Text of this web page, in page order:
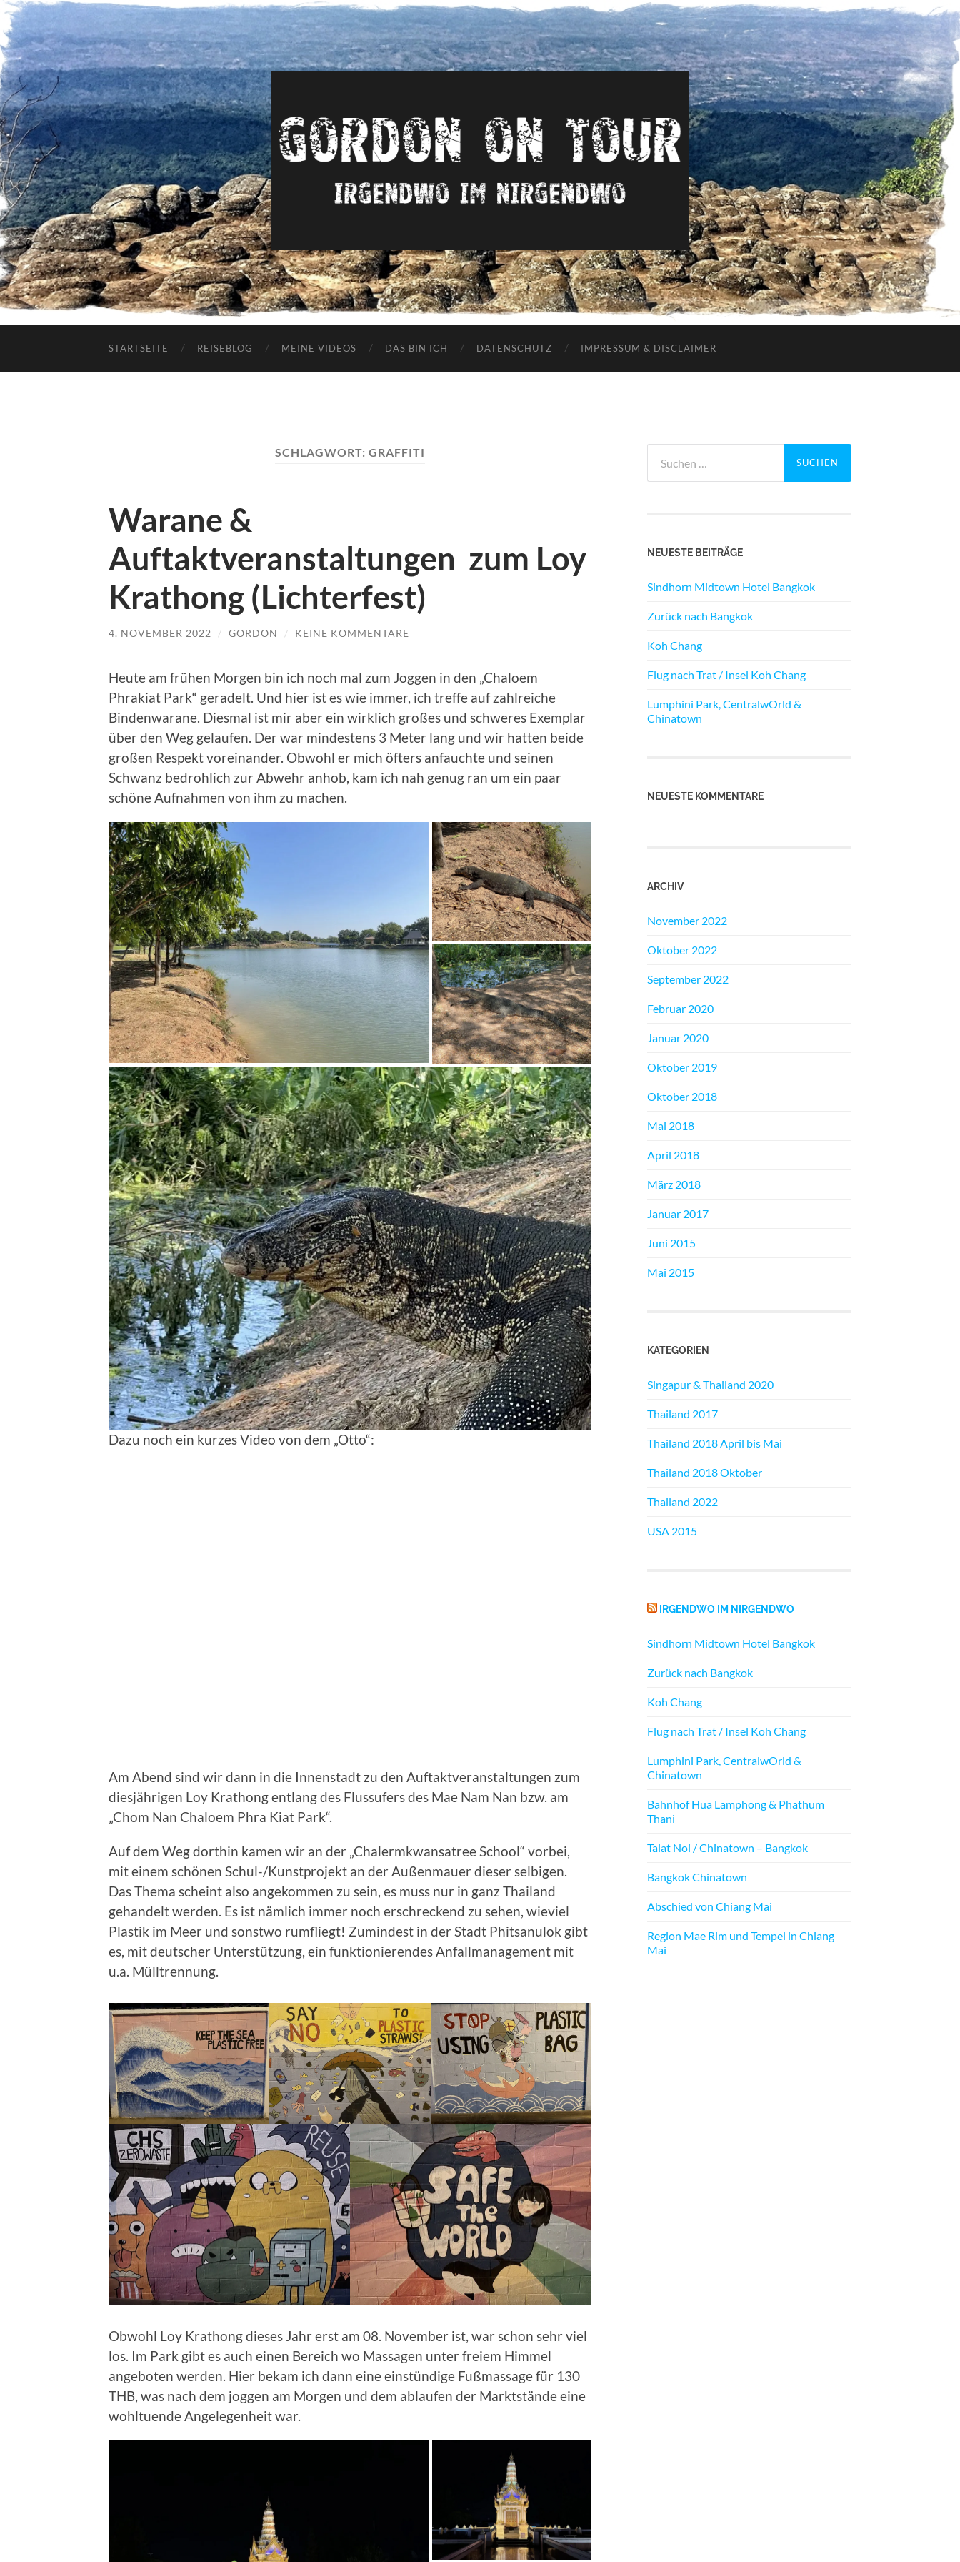
Irgendwo
im
nirgendwo
STARTSEITE REISEBLOG MEINE VIDEOS DAS BIN ICH DATENSCHUTZ IMPRESSUM & DISCLAIMER
SCHLAGWORT: GRAFFITI
Warane &
Auftaktveranstaltungen zum Loy
Krathong (Lichterfest)
4. NOVEMBER 2022 / GORDON / KEINE KOMMENTARE
Heute am frühen Morgen bin ich noch mal zum Joggen in den „Chaloem
Phrakiat Park“ geradelt. Und hier ist es wie immer, ich treffe auf zahlreiche
Bindenwarane. Diesmal ist mir aber ein wirklich großes und schweres Exemplar
über den Weg gelaufen. Der war mindestens 3 Meter lang und wir hatten beide
großen Respekt voreinander. Obwohl er mich öfters anfauchte und seinen
Schwanz bedrohlich zur Abwehr anhob, kam ich nah genug ran um ein paar
schöne Aufnahmen von ihm zu machen.
Dazu noch ein kurzes Video von dem „Otto“:
Am Abend sind wir dann in die Innenstadt zu den Auftaktveranstaltungen zum
diesjährigen Loy Krathong entlang des Flussufers des Mae Nam Nan bzw. am
„Chom Nan Chaloem Phra Kiat Park“.
Auf dem Weg dorthin kamen wir an der „Chalermkwansatree School“ vorbei,
mit einem schönen Schul-/Kunstprojekt an der Außenmauer dieser selbigen.
Das Thema scheint also angekommen zu sein, es muss nur in ganz Thailand
gehandelt werden. Es ist nämlich immer noch erschreckend zu sehen, wieviel
Plastik im Meer und sonstwo rumfliegt! Zumindest in der Stadt Phitsanulok gibt
es, mit deutscher Unterstützung, ein funktionierendes Anfallmanagement mit
u.a. Mülltrennung.
Obwohl Loy Krathong dieses Jahr erst am 08. November ist, war schon sehr viel
los. Im Park gibt es auch einen Bereich wo Massagen unter freiem Himmel
angeboten werden. Hier bekam ich dann eine einstündige Fußmassage für 130
THB, was nach dem joggen am Morgen und dem ablaufen der Marktstände eine
wohltuende Angelegenheit war.
nach:
NEUESTE BEITRÄGE
Sindhorn Midtown Hotel Bangkok
Zurück nach Bangkok
Koh Chang
Flug nach Trat / Insel Koh Chang
Lumphini Park, CentralwOrld &
Chinatown
NEUESTE KOMMENTARE
ARCHIV
November 2022
Oktober 2022
September 2022
Februar 2020
Januar 2020
Oktober 2019
Oktober 2018
Mai 2018
April 2018
März 2018
Januar 2017
Juni 2015
Mai 2015
KATEGORIEN
Singapur & Thailand 2020
Thailand 2017
Thailand 2018 April bis Mai
Thailand 2018 Oktober
Thailand 2022
USA 2015
IRGENDWO IM NIRGENDWO
Sindhorn Midtown Hotel Bangkok
Zurück nach Bangkok
Koh Chang
Flug nach Trat / Insel Koh Chang
Lumphini Park, CentralwOrld &
Chinatown
Bahnhof Hua Lamphong & Phathum
Thani
Talat Noi / Chinatown – Bangkok
Bangkok Chinatown
Abschied von Chiang Mai
Region Mae Rim und Tempel in Chiang
Mai